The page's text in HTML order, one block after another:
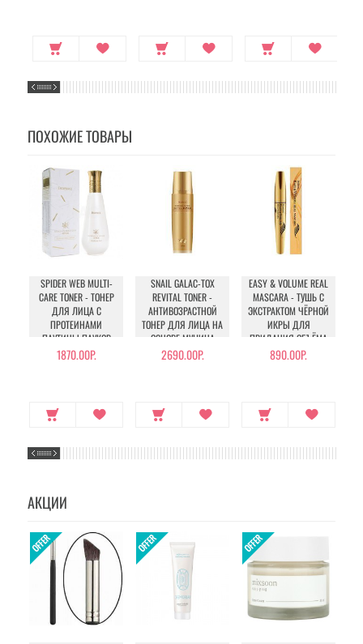
ПОХОЖИЕ ТОВАРЫ
SPIDER WEB MULTI-
CARE TONER - ТОНЕР
ДЛЯ ЛИЦА С
ПРОТЕИНАМИ
ПАУТИНЫ ПАУКОВ
1870.00Р.
SNAIL GALAC-TOX
REVITAL TONER -
АНТИВОЗРАСТНОЙ
ТОНЕР ДЛЯ ЛИЦА НА
ОСНОВЕ МУЦИНА
УЛИТКИ И ФИЛЬТРАТА
2690.00Р.
EASY & VOLUME REAL
MASCARA - ТУШЬ С
ЭКСТРАКТОМ ЧЁРНОЙ
ИКРЫ ДЛЯ
ПРИДАНИЯ ОБЪЁМА
РЕСНИЦАМ
890.00Р.
АКЦИИ